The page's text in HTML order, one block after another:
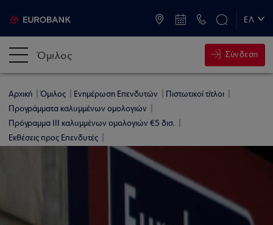
ΕΛ
Όμιλος Σύνδεση
Αρχική Όμιλος Ενημέρωση Επενδυτών
Πιστωτικοί τίτλοι
Προγράμματα καλυμμένων ομολογιών
Πρόγραμμα ΙΙI καλυμμένων ομολογιών €5 δισ.
Εκθέσεις προς Επενδυτές